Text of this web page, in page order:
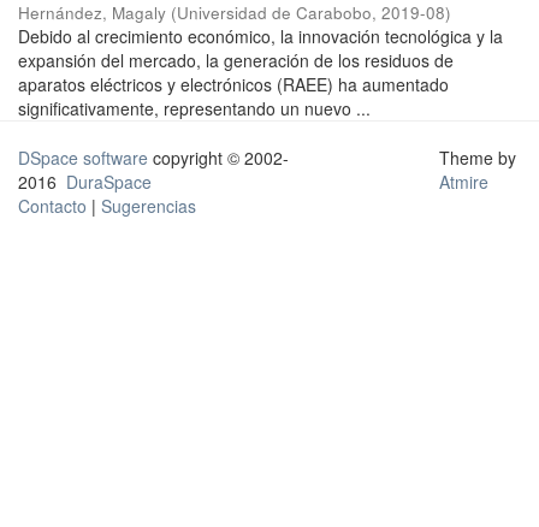
Hernández, Magaly (Universidad de Carabobo, 2019-08)
Debido al crecimiento económico, la innovación tecnológica y la
expansión del mercado, la generación de los residuos de
aparatos eléctricos y electrónicos (RAEE) ha aumentado
significativamente, representando un nuevo ...
DSpace software copyright © 2002-
2016 DuraSpace
Contacto | Sugerencias
Theme by
Atmire